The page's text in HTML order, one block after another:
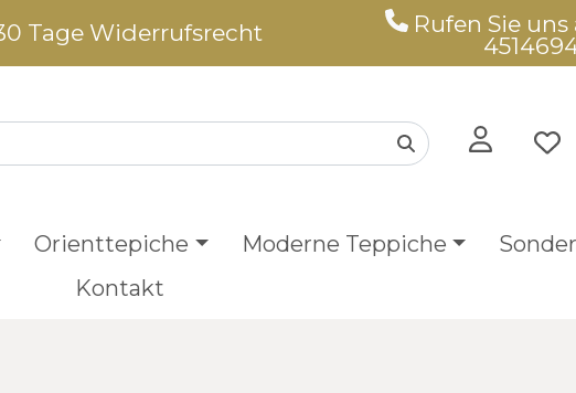
Tage Widerrufsrecht
Rufen Sie uns
Orienttepiche Moderne Teppiche
Kontakt